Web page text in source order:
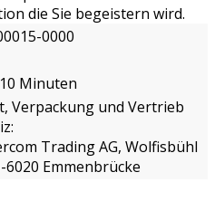
die Sie begeistern wird.
0000
Minuten
Verpackung und Vertrieb
Trading AG, Wolfisbühl
6020 Emmenbrücke